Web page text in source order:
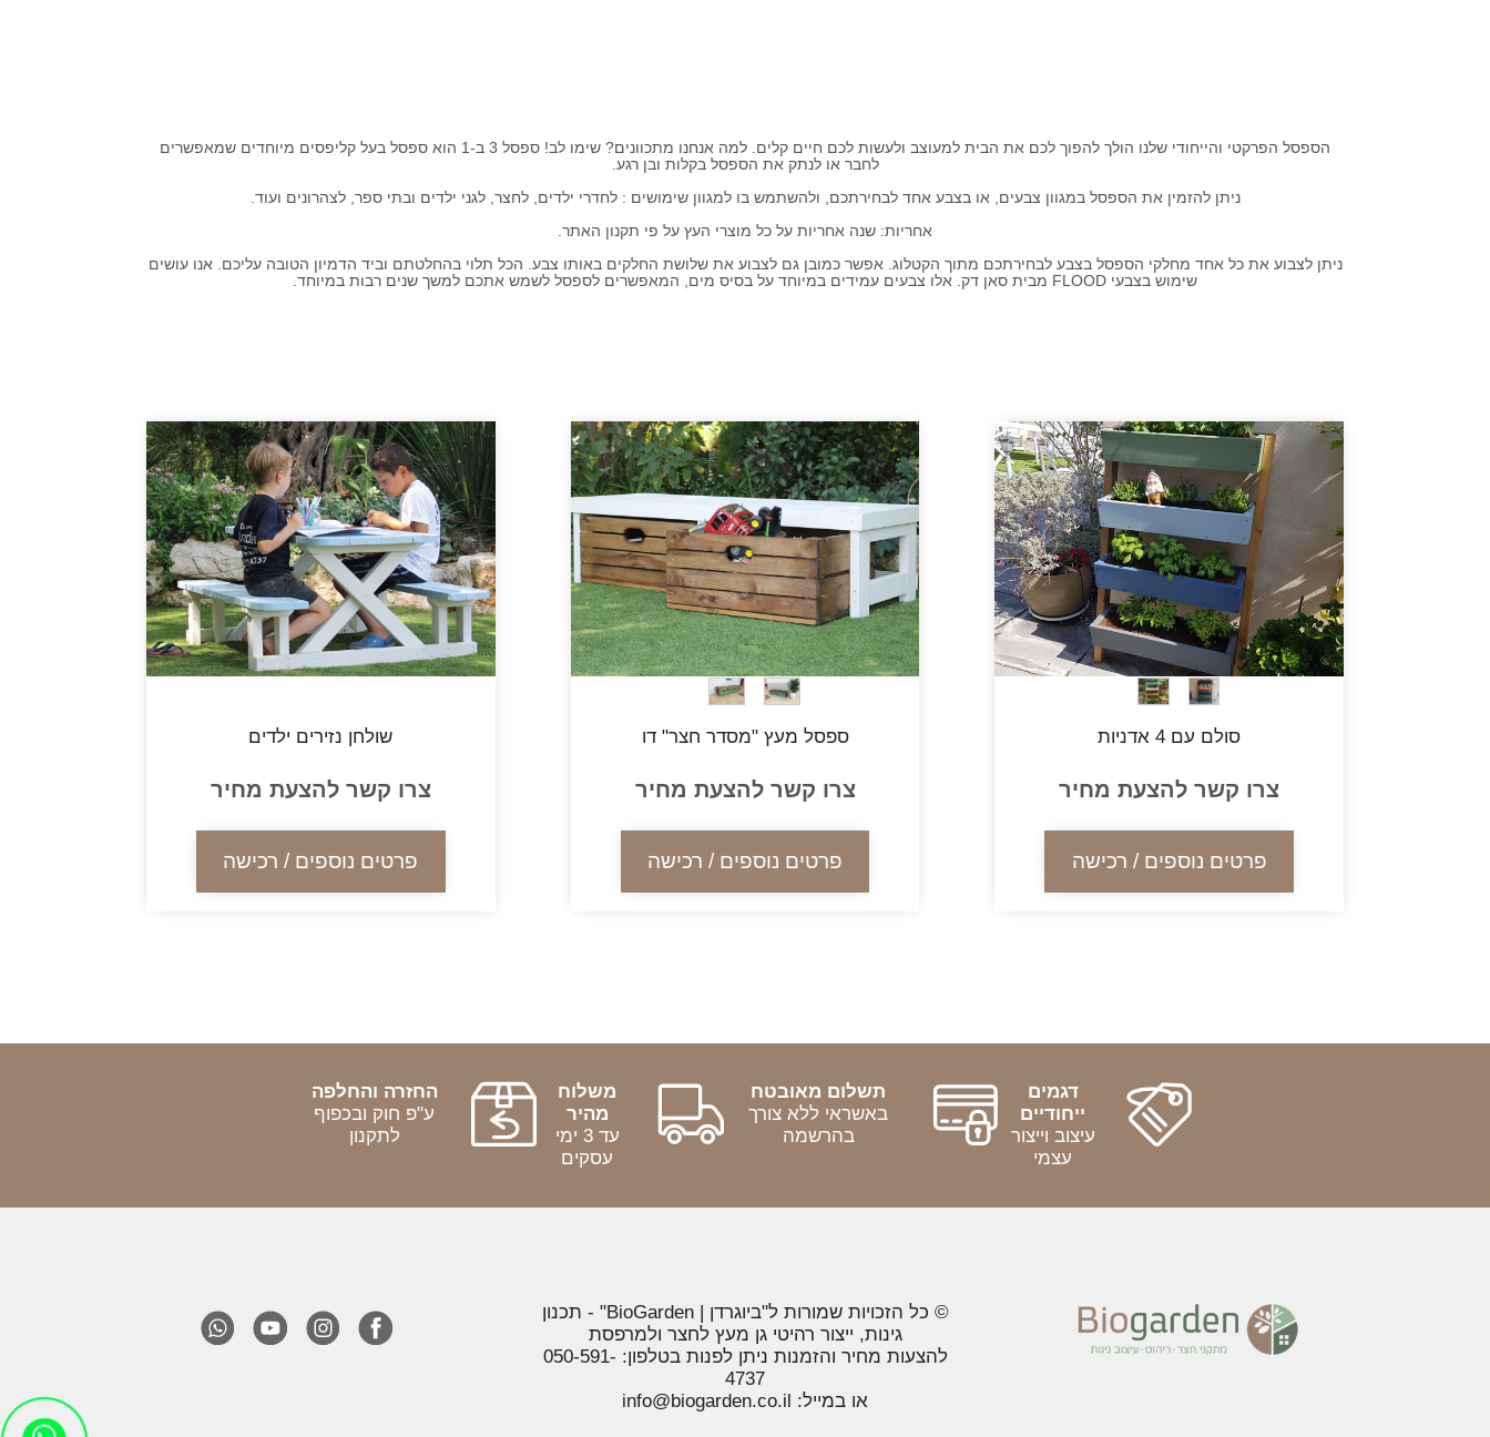
הספסל הפרקטי והייחודי שלנו הולך להפוך לכם את הבית למעוצב ולעשות לכם חיים קלים. למה אנחנו מתכוונים? שימו לב! ספסל 3 ב-1 הוא ספסל בעל קליפסים מיוחדים שמאפשרים
לחבר או לנתק את הספסל בקלות ובן רגע.
ניתן להזמין את הספסל במגוון צבעים, או בצבע אחד לבחירתכם, ולהשתמש בו למגוון שימושים : לחדרי ילדים, לחצר, לגני ילדים ובתי ספר, לצהרונים ועוד.
אחריות: שנה אחריות על כל מוצרי העץ על פי תקנון האתר.
ניתן לצבוע את כל אחד מחלקי הספסל בצבע לבחירתכם מתוך הקטלוג. אפשר כמובן גם לצבוע את שלושת החלקים באותו צבע. הכל תלוי בהחלטתם וביד הדמיון הטובה עליכם. אנו עושים
שימוש בצבעי FLOOD מבית סאן דק. אלו צבעים עמידים במיוחד על בסיס מים, המאפשרים לספסל לשמש אתכם למשך שנים רבות במיוחד.
סולם עם 4 אדניות
צרו קשר להצעת מחיר
פרטים נוספים / רכישה
ספסל מעץ "מסדר חצר" דו
צרו קשר להצעת מחיר
פרטים נוספים / רכישה
שולחן נזירים ילדים
צרו קשר להצעת מחיר
פרטים נוספים / רכישה
דגמים
ייחודיים
עיצוב וייצור
עצמי
תשלום מאובטח
באשראי ללא צורך
בהרשמה
משלוח
מהיר
עד 3 ימי
עסקים
החזרה והחלפה
ע"פ חוק ובכפוף
לתקנון
© כל הזכויות שמורות ל"ביוגרדן | BioGarden" - תכנון
גינות, ייצור רהיטי גן מעץ לחצר ולמרפסת
להצעות מחיר והזמנות ניתן לפנות בטלפון: 050-591-
4737
או במייל: info@biogarden.co.il